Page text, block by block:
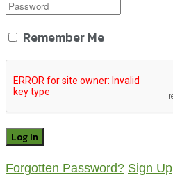
Remember Me
Forgotten Password? Sign Up